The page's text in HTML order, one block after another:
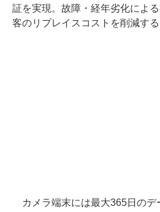
証を実現。故障・経年劣化によ
客のリプレイスコストを削減する
カメラ端末には最大365日のデ